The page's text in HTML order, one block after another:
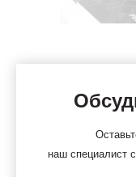
наш специалист